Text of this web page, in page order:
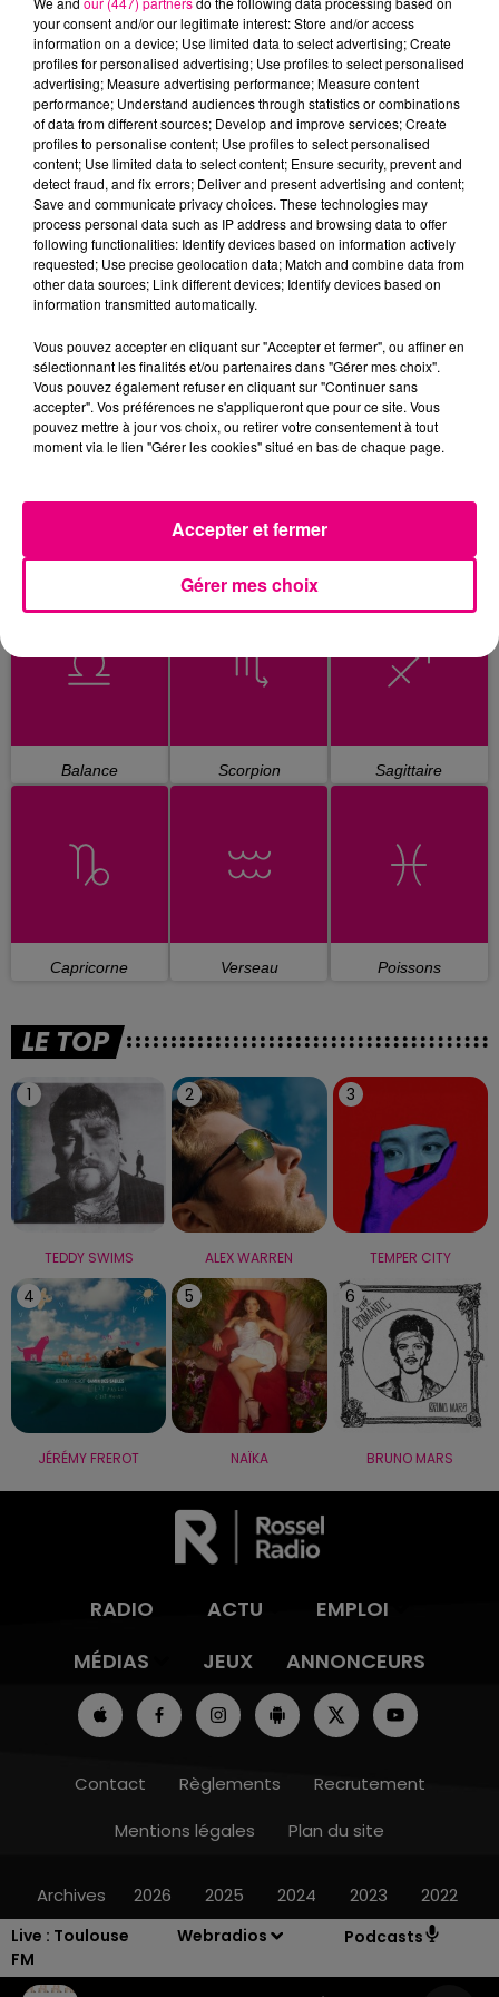
Live : Toulouse
FM
Webradios Podcasts
KATSEYE
Animal
BIGFLO & OLI
Ici C'est Toulouse
TEDDY SWIMS
Mr Know It All
L'HOROSCOPE
Bélier Taureau Gémeaux
Balance Scorpion Sagittaire
Capricorne Verseau Poissons
LE TOP
1
TEDDY SWIMS
2
ALEX WARREN
3
TEMPER CITY
4
JÉRÉMY FREROT
5
NAÏKA
6
BRUNO MARS
RADIO ACTU
EMPLOI
MÉDIAS
JEUX ANNONCEURS
Contact Règlements
Recrutement
Mentions légales
Plan du site
Archives 2026 2025 2024 2023 2022
your consent and/or our legitimate interest: Store and/or access
information on a device; Use limited data to select advertising; Create
profiles for personalised advertising; Use profiles to select personalised
advertising; Measure advertising performance; Measure content
performance; Understand audiences through statistics or combinations
of data from different sources; Develop and improve services; Create
profiles to personalise content; Use profiles to select personalised
content; Use limited data to select content; Ensure security, prevent and
detect fraud, and fix errors; Deliver and present advertising and content;
Save and communicate privacy choices. These technologies may
process personal data such as IP address and browsing data to offer
following functionalities: Identify devices based on information actively
requested; Use precise geolocation data; Match and combine data from
other data sources; Link different devices; Identify devices based on
information transmitted automatically.
Vous pouvez accepter en cliquant sur "Accepter et fermer", ou affiner en
sélectionnant les finalités et/ou partenaires dans "Gérer mes choix".
Vous pouvez également refuser en cliquant sur "Continuer sans
accepter". Vos préférences ne s'appliqueront que pour ce site. Vous
pouvez mettre à jour vos choix, ou retirer votre consentement à tout
moment via le lien "Gérer les cookies" situé en bas de chaque page.
Gérer mes choix
Accepter et fermer